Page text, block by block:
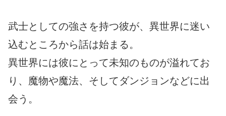
武士としての強さを持つ彼が、異世界に迷い
込むところから話は始まる。
異世界には彼にとって未知のものが溢れてお
り、魔物や魔法、そしてダンジョンなどに出
会う。